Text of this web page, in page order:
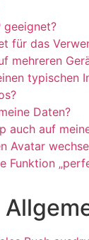
geeignet?
für das
mehreren
typischen
Daten?
auch auf
Avatar
Funktion